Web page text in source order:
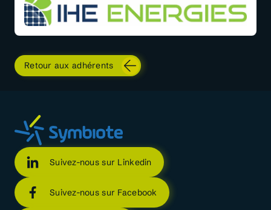
Retour aux adhérents
Suivez-nous sur Linkedin
Suivez-nous sur Facebook